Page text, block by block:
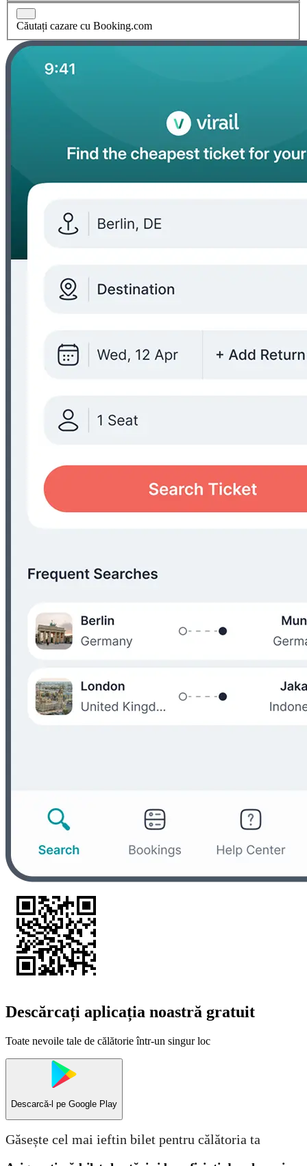
Căutați cazare cu Booking.com
Descărcați aplicația noastră gratuit
Toate nevoile tale de călătorie într-un singur loc
Descarcă-l pe Google Play
Găsește cel mai ieftin bilet pentru călătoria ta